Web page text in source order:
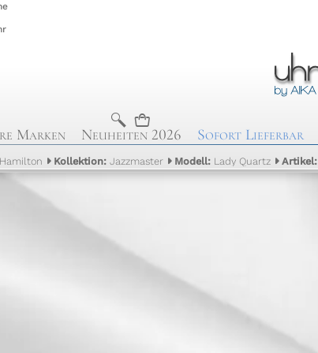
b n
Marken Neuheiten 2026 Sofort Lieferbar
Hamilton Kollektion:Jazzmaster Modell: Lady Quartz Artikel: